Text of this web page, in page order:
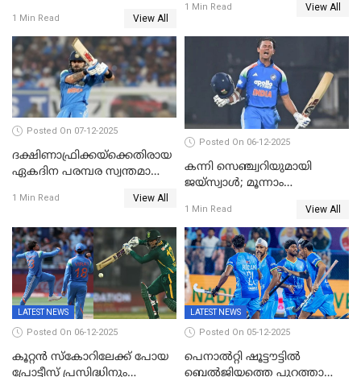
വിക്കറ്റ് തികയ്ക്കുന്ന
താരമായി ബുമ്ര
1 Min Read View All
1 Min Read View All
Posted On 07-12-2025
ദക്ഷിണാഫ്രിക്കയ്‌ക്കെതിരായ
ഏകദിന പരമ്പര സ്വന്തമാക്കി
1 Min Read View All
Posted On 06-12-2025
കന്നി സെഞ്ച്വറിയുമായി
ജയ്‌സ്വാൾ; മൂന്നാം
പ്രോട്ടീസിനെതിരെ ജയം,
പരമ്പര
1 Min Read View All
LATEST NEWS
Posted On 06-12-2025
കൂറ്റൻ സ്കോറിലേക്ക് പോയ
പ്രോട്ടീസ് പ്രസിദ്ധിനും
LATEST NEWS
Posted On 05-12-2025
പെനാൽറ്റി ഷൂട്ടൗട്ടിൽ
ബെൽജിയത്തെ പുറത്താക്കി;